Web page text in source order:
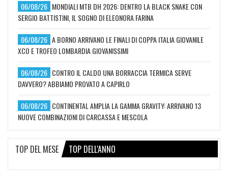
06/08/26 MONDIALI MTB DH 2026: DENTRO LA BLACK SNAKE CON
SERGIO BATTISTINI, IL SOGNO DI ELEONORA FARINA
06/08/26 A BORNO ARRIVANO LE FINALI DI COPPA ITALIA GIOVANILE
XCO E TROFEO LOMBARDIA GIOVANISSIMI
06/08/26 CONTRO IL CALDO UNA BORRACCIA TERMICA SERVE
DAVVERO? ABBIAMO PROVATO A CAPIRLO
06/08/26 CONTINENTAL AMPLIA LA GAMMA GRAVITY: ARRIVANO 13
NUOVE COMBINAZIONI DI CARCASSA E MESCOLA
TOP DEL MESE TOP DELL'ANNO